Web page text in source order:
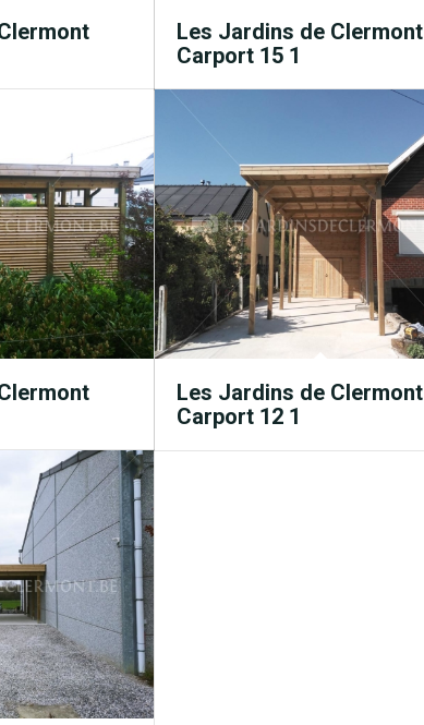
Les Jardins de Clermont
Carport 15 1
Les Jardins de Clermont
Carport 12 1